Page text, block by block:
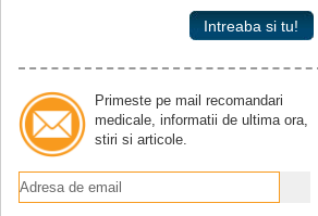
Intreaba si tu!
Primeste pe mail recomandari
medicale, informatii de ultima ora,
stiri si articole.